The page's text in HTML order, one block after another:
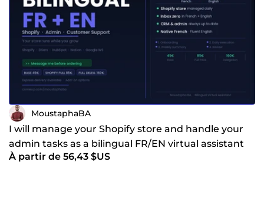
MoustaphaBA
I will manage your Shopify store and handle your
admin tasks as a bilingual FR/EN virtual assistant
À partir de 56,43 $US